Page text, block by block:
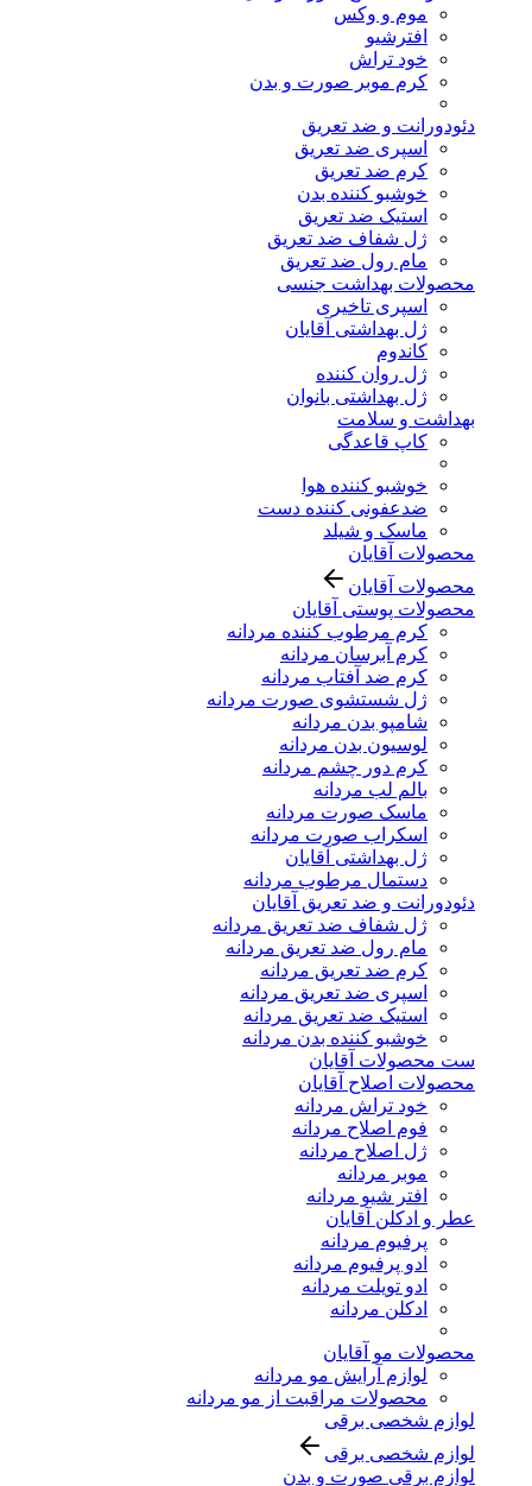
موم و وکس
افترشیو
خود تراش
کرم موبر صورت و بدن
دئودورانت و ضد تعریق
اسپری ضد تعریق
کرم ضد تعریق
خوشبو کننده بدن
استیک ضد تعریق
ژل شفاف ضد تعریق
مام رول ضد تعریق
محصولات بهداشت جنسی
اسپری تاخیری
ژل بهداشتی آقایان
کاندوم
ژل روان کننده
ژل بهداشتی بانوان
بهداشت و سلامت
کاپ قاعدگی
خوشبو کننده هوا
ضدعفونی کننده دست
ماسک و شیلد
محصولات آقایان
محصولات آقایان
محصولات پوستی آقایان
کرم مرطوب کننده مردانه
کرم آبرسان مردانه
کرم ضد آفتاب مردانه
ژل شستشوی صورت مردانه
شامپو بدن مردانه
لوسیون بدن مردانه
کرم دور چشم مردانه
بالم لب مردانه
ماسک صورت مردانه
اسکراب صورت مردانه
ژل بهداشتی آقایان
دستمال مرطوب مردانه
دئودورانت و ضد تعریق آقایان
ژل شفاف ضد تعریق مردانه
مام رول ضد تعریق مردانه
کرم ضد تعریق مردانه
اسپری ضد تعریق مردانه
استیک ضد تعریق مردانه
خوشبو کننده بدن مردانه
ست محصولات آقایان
محصولات اصلاح آقایان
خود تراش مردانه
فوم اصلاح مردانه
ژل اصلاح مردانه
موبر مردانه
افتر شیو مردانه
عطر و ادکلن آقایان
پرفیوم مردانه
ادو پرفیوم مردانه
ادو تویلت مردانه
ادکلن مردانه
محصولات مو آقایان
لوازم آرایش مو مردانه
محصولات مراقبت از مو مردانه
لوازم شخصی برقی
لوازم شخصی برقی
لوازم برقی صورت و بدن